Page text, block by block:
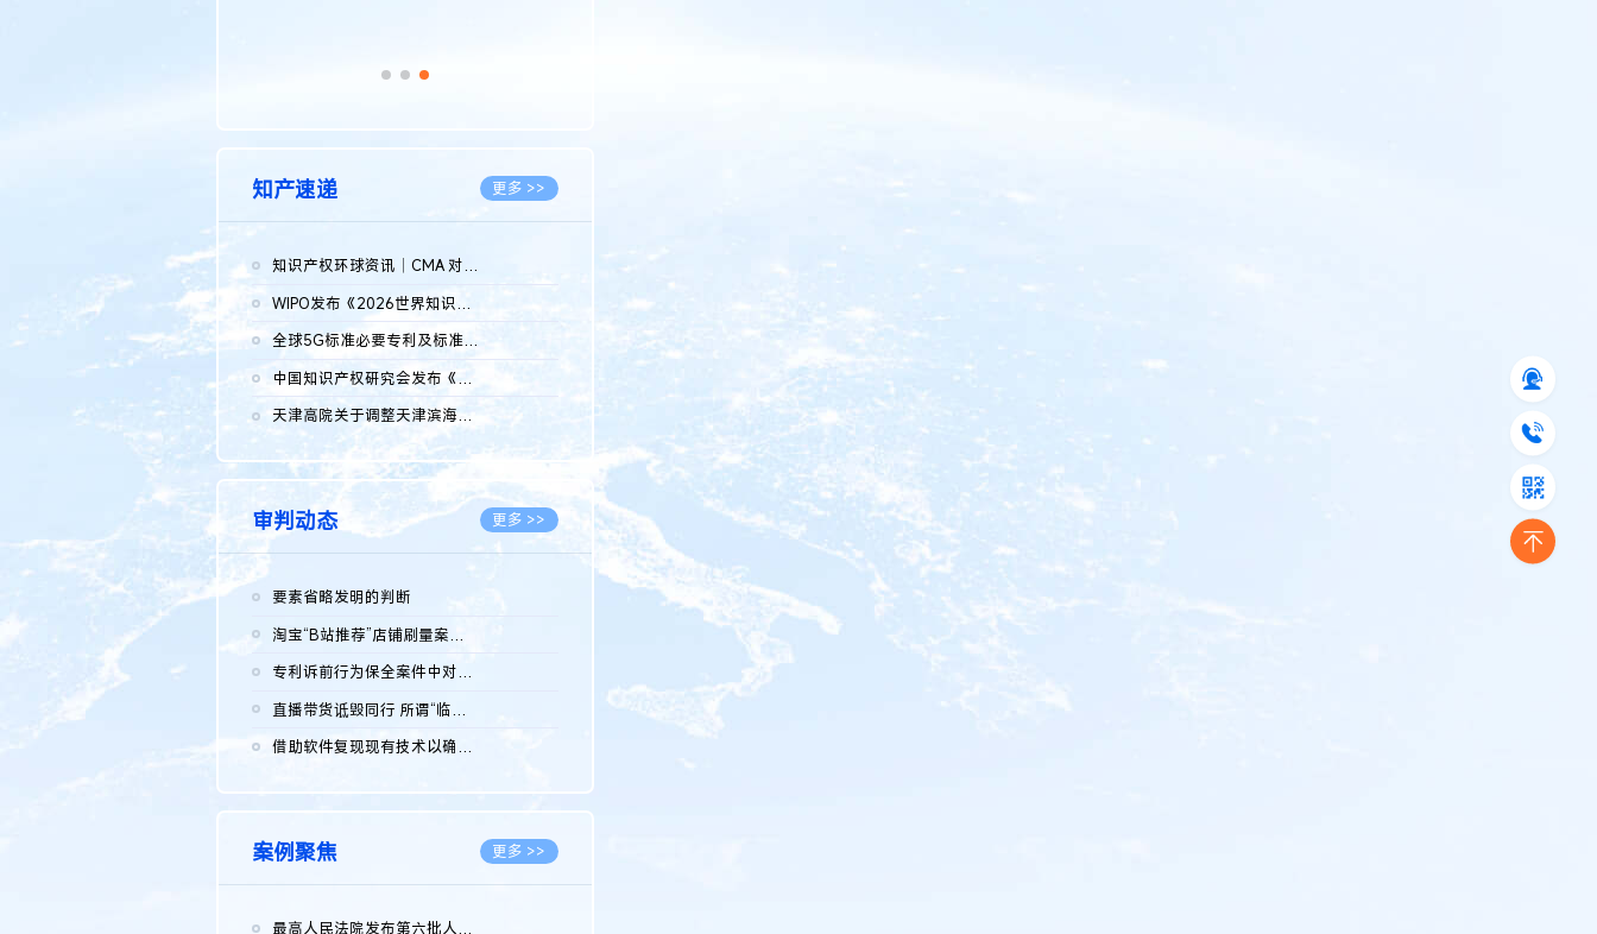
知产速递 更多 >>
知识产权环球资讯｜CMA 对微软发起调查；批量搬运二手平台数据构...
WIPO发布《2026世界知识产权报告》 含报告全文
全球5G标准必要专利及标准提案研究报告（2026年）全文发布
中国知识产权研究会发布《2025年度中国企业海外知识产权纠纷调查...
2026.08.07
天津高院关于调整天津滨海高新技术产业开发区华苑科技园一审普通...
2026.08.07
审判动态 更多 >>
要素省略发明的判断
淘宝“B站推荐”店铺刷量案维持原判，两被告连带赔偿150万元
专利诉前行为保全案件中对仿制药申请人曾作出三类声明的考量及违...
直播带货诋毁同行 所谓“临场发挥”不免责
借助软件复现现有技术以确认相关参数特征是否被公开
案例聚焦 更多 >>
最高人民法院发布第六批人民法院种业知识产权司法保护典型案例 含...